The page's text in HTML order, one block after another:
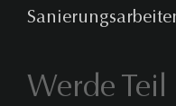
Werde Teil